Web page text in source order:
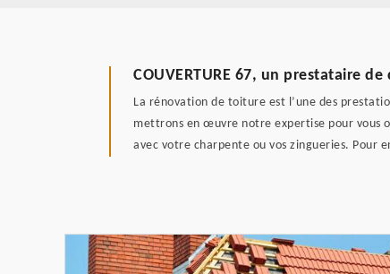
COUVERTURE 67, un prestataire
La rénovation de toiture est l’une des
mettrons en œuvre notre expertise pour vous
avec votre charpente ou vos zingueries. Pour